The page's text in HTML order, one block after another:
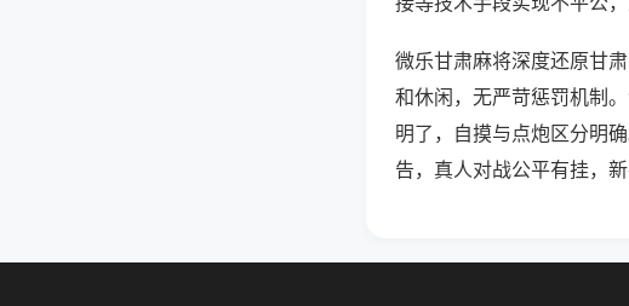
微乐甘肃麻将深度还原甘
和休闲，无严苛惩罚机制
明了，自摸与点炮区分明
告，真人对战公平有挂，